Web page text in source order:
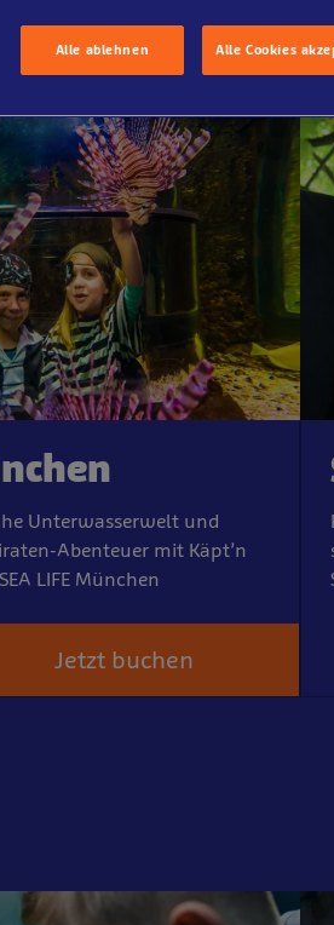
Unterwasserwelt und
Abenteuer mit Käpt’n
LIFE München
Jetzt buchen
Alle ablehnen Alle Cookies